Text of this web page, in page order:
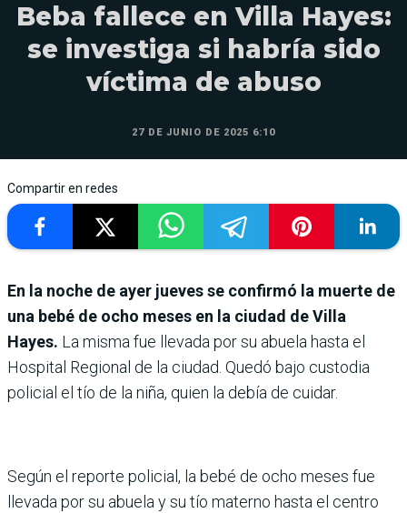
Beba fallece en Villa Hayes:
se investiga si habría sido
víctima de abuso
27 DE JUNIO DE 2025 6:10
Compartir en redes
En la noche de ayer jueves se confirmó la muerte de
una bebé de ocho meses en la ciudad de Villa
Hayes. La misma fue llevada por su abuela hasta el
Hospital Regional de la ciudad. Quedó bajo custodia
policial el tío de la niña, quien la debía de cuidar.
Según el reporte policial, la bebé de ocho meses fue
llevada por su abuela y su tío materno hasta el centro